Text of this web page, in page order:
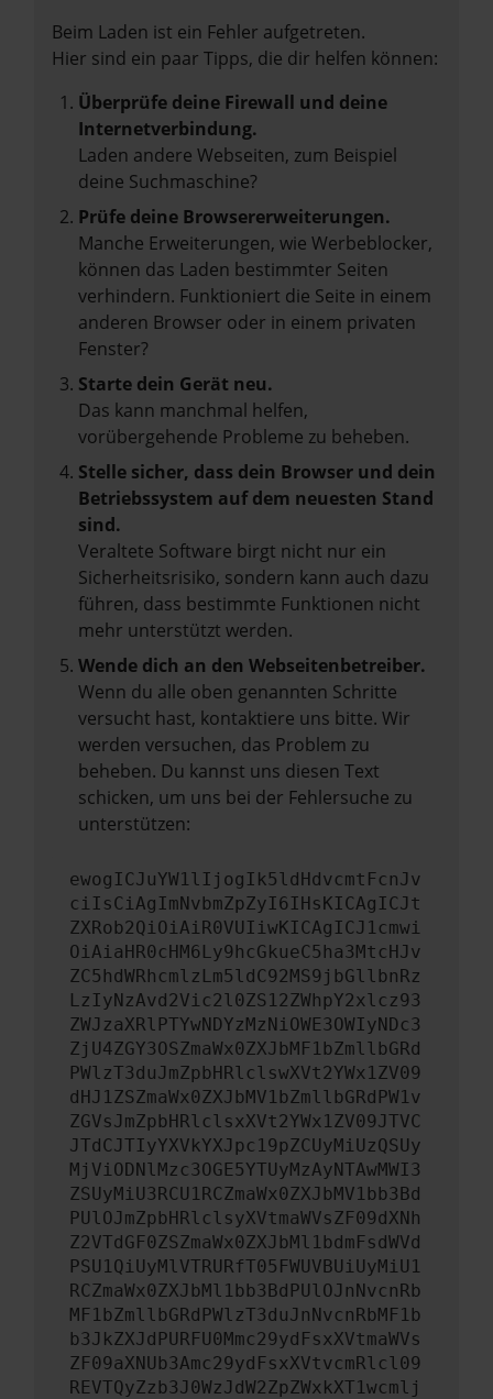
Beim Laden ist ein Fehler aufgetreten.
Hier sind ein paar Tipps, die dir helfen können:
Überprüfe deine Firewall und deine
Internetverbindung.
Laden andere Webseiten, zum Beispiel
deine Suchmaschine?
Prüfe deine Browsererweiterungen.
Manche Erweiterungen, wie Werbeblocker,
können das Laden bestimmter Seiten
verhindern. Funktioniert die Seite in einem
anderen Browser oder in einem privaten
Fenster?
Starte dein Gerät neu.
Das kann manchmal helfen,
vorübergehende Probleme zu beheben.
Stelle sicher, dass dein Browser und dein
Betriebssystem auf dem neuesten Stand
sind.
Veraltete Software birgt nicht nur ein
Sicherheitsrisiko, sondern kann auch dazu
führen, dass bestimmte Funktionen nicht
mehr unterstützt werden.
Wende dich an den Webseitenbetreiber.
Wenn du alle oben genannten Schritte
versucht hast, kontaktiere uns bitte. Wir
werden versuchen, das Problem zu
beheben. Du kannst uns diesen Text
schicken, um uns bei der Fehlersuche zu
unterstützen:
ewogICJuYW1lIjogIk5ldHdvcmtFcnJv
ciIsCiAgImNvbmZpZyI6IHsKICAgICJt
ZXRob2QiOiAiR0VUIiwKICAgICJ1cmwi
OiAiaHR0cHM6Ly9hcGkueC5ha3MtcHJv
ZC5hdWRhcmlzLm5ldC92MS9jbGllbnRz
LzIyNzAvd2Vic2l0ZS12ZWhpY2xlcz93
ZWJzaXRlPTYwNDYzMzNiOWE3OWIyNDc3
ZjU4ZGY3OSZmaWx0ZXJbMF1bZmllbGRd
PWlzT3duJmZpbHRlclswXVt2YWx1ZV09
dHJ1ZSZmaWx0ZXJbMV1bZmllbGRdPW1v
ZGVsJmZpbHRlclsxXVt2YWx1ZV09JTVC
JTdCJTIyYXVkYXJpc19pZCUyMiUzQSUy
MjViODNlMzc3OGE5YTUyMzAyNTAwMWI3
ZSUyMiU3RCU1RCZmaWx0ZXJbMV1bb3Bd
PUlOJmZpbHRlclsyXVtmaWVsZF09dXNh
Z2VTdGF0ZSZmaWx0ZXJbMl1bdmFsdWVd
PSU1QiUyMlVTRURfT05FWUVBUiUyMiU1
RCZmaWx0ZXJbMl1bb3BdPUlOJnNvcnRb
MF1bZmllbGRdPWlzT3duJnNvcnRbMF1b
b3JkZXJdPURFU0Mmc29ydFsxXVtmaWVs
ZF09aXNUb3Amc29ydFsxXVtvcmRlcl09
REVTQyZzb3J0WzJdW2ZpZWxkXT1wcmlj